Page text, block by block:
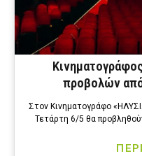
προβολών
Στον Κινηματογράφο
Τετάρτη 6/5 θα